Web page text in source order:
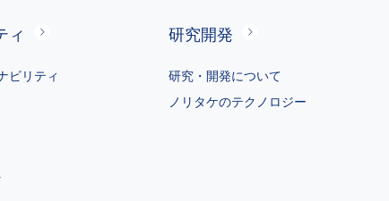
ィ
ビリティ
研究開発
研究・開発について
ノリタケのテクノロジー